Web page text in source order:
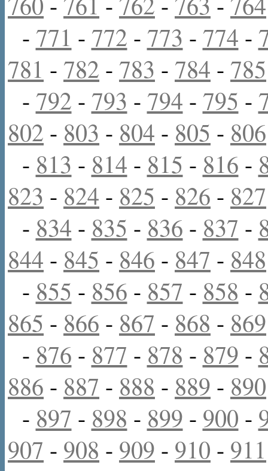
- 771 - 772 - 773 - 774 -
781 - 782 - 783 - 784 - 785
- 792 - 793 - 794 - 795 -
802 - 803 - 804 - 805 - 806
- 813 - 814 - 815 - 816 -
823 - 824 - 825 - 826 - 827
- 834 - 835 - 836 - 837 -
844 - 845 - 846 - 847 - 848
- 855 - 856 - 857 - 858 -
865 - 866 - 867 - 868 - 869
- 876 - 877 - 878 - 879 -
886 - 887 - 888 - 889 - 890
- 897 - 898 - 899 - 900 -
907 - 908 - 909 - 910 - 911